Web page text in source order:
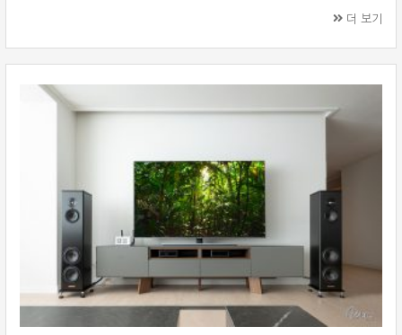
프리앰프, 델타 MONO 모노블럭 파워앰프로 업그레이드하셨습니다. 이후
피커 브랜드 B&W 800 D3 플래그십 스피커를 사용하였으며, 앰프는 사운
더 보기